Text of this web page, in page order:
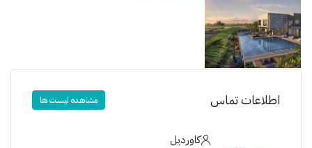
اطلاعات تماس مشاهده لیست ها
کاوردیل